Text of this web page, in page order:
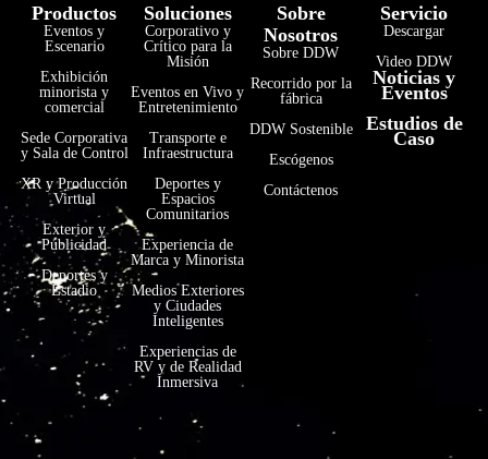
Productos
Eventos y
Escenario
Exhibición
minorista y
comercial
Sede Corporativa
y Sala de Control
XR y Producción
Virtual
Exterior y
Publicidad
Deportes y
Estadio
Soluciones
Corporativo y
Crítico para la
Misión
Eventos en Vivo y
Entretenimiento
Transporte e
Infraestructura
Deportes y
Espacios
Comunitarios
Experiencia de
Marca y Minorista
Medios Exteriores
y Ciudades
Inteligentes
Experiencias de
RV y de Realidad
Inmersiva
Sobre
Nosotros
Sobre DDW
Recorrido por la
fábrica
DDW Sostenible
Escógenos
Contáctenos
Servicio
Descargar
Video DDW
Noticias y
Eventos
Estudios de
Caso
العربية
Bahasa Indonesia
हिन्दी
فارسی